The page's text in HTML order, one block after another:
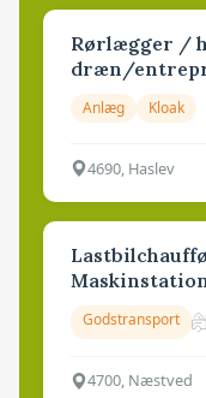
Rørlægger /
dræn/
Anlæg Kloak
4690, Haslev
Godstransport
4700, Næstved